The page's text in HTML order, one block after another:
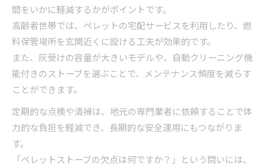
間をいかに軽減するかがポイントです。
高齢者世帯では、ペレットの宅配サービスを利用したり、燃
料保管場所を玄関近くに設ける工夫が効果的です。
また、灰受けの容量が大きいモデルや、自動クリーニング機
能付きのストーブを選ぶことで、メンテナンス頻度を減らす
ことができます。
定期的な点検や清掃は、地元の専門業者に依頼することで体
力的な負担を軽減でき、長期的な安全運用にもつながりま
す。
「ペレットストーブの欠点は何ですか？」という問いには、